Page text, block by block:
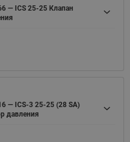
— ICS 25-25 Клапан
— ICS-3 25-25 (28 SA)
давления